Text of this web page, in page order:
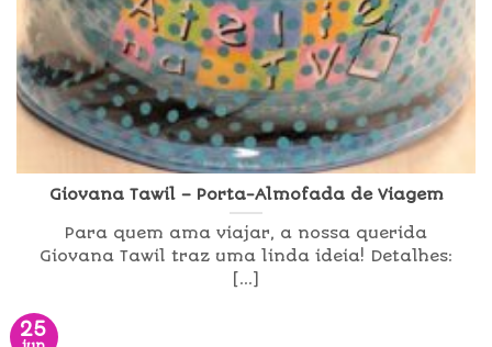
Giovana Tawil – Porta-Almofada de Viagem
Para quem ama viajar, a nossa querida
Giovana Tawil traz uma linda ideia! Detalhes:
[...]
25